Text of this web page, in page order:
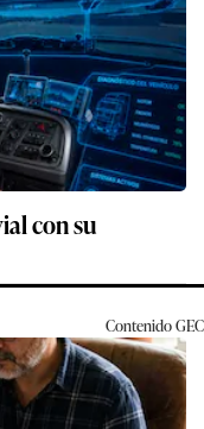
con su
ContenidoGEC